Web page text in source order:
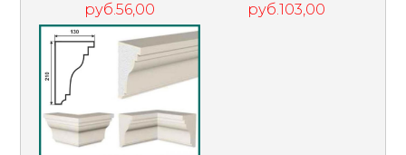
руб.56,00 руб.103,00